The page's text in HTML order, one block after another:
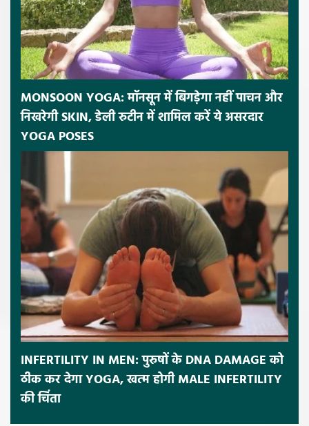
MONSOON YOGA: मॉनसून में बिगड़ेगा नहीं पाचन और
निखरेगी SKIN, डेली रुटीन में शामिल करें ये असरदार
YOGA POSES
INFERTILITY IN MEN: पुरुषों के DNA DAMAGE को
ठीक कर देगा YOGA, खत्म होगी MALE INFERTILITY
की चिंता